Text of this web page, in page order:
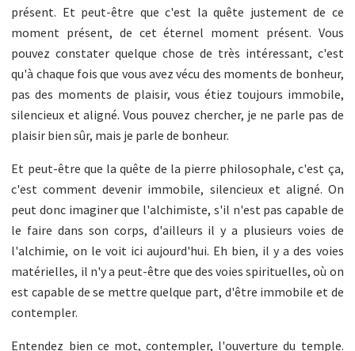
présent. Et peut-être que c'est la quête justement de ce
moment présent, de cet éternel moment présent. Vous
pouvez constater quelque chose de très intéressant, c'est
qu'à chaque fois que vous avez vécu des moments de bonheur,
pas des moments de plaisir, vous étiez toujours immobile,
silencieux et aligné. Vous pouvez chercher, je ne parle pas de
plaisir bien sûr, mais je parle de bonheur.
Et peut-être que la quête de la pierre philosophale, c'est ça,
c'est comment devenir immobile, silencieux et aligné. On
peut donc imaginer que l'alchimiste, s'il n'est pas capable de
le faire dans son corps, d'ailleurs il y a plusieurs voies de
l'alchimie, on le voit ici aujourd'hui. Eh bien, il y a des voies
matérielles, il n'y a peut-être que des voies spirituelles, où on
est capable de se mettre quelque part, d'être immobile et de
contempler.
Entendez bien ce mot, contempler, l'ouverture du temple.